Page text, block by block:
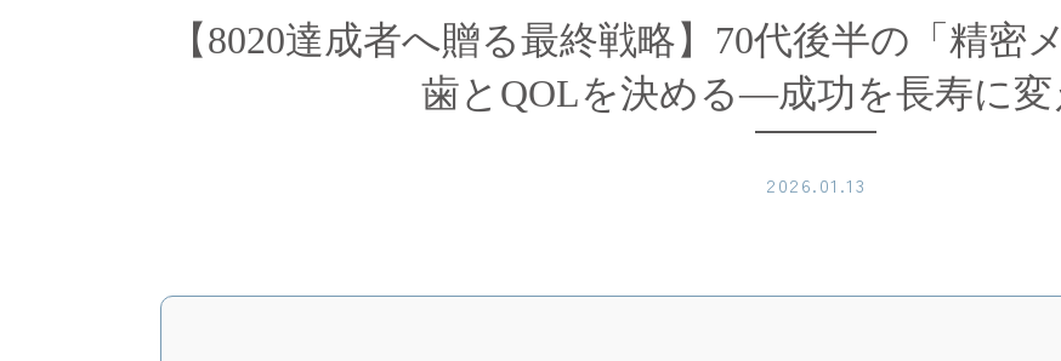
【8020達成者へ贈る最終戦略】70代後半の「精密
歯とQOLを決める—成功を長寿に変
2026.01.13